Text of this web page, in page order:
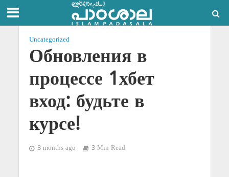
Uncategorized
Обновления в
процессе 1хбет
вход: будьте в
курсе!
3 months ago 3 Min Read